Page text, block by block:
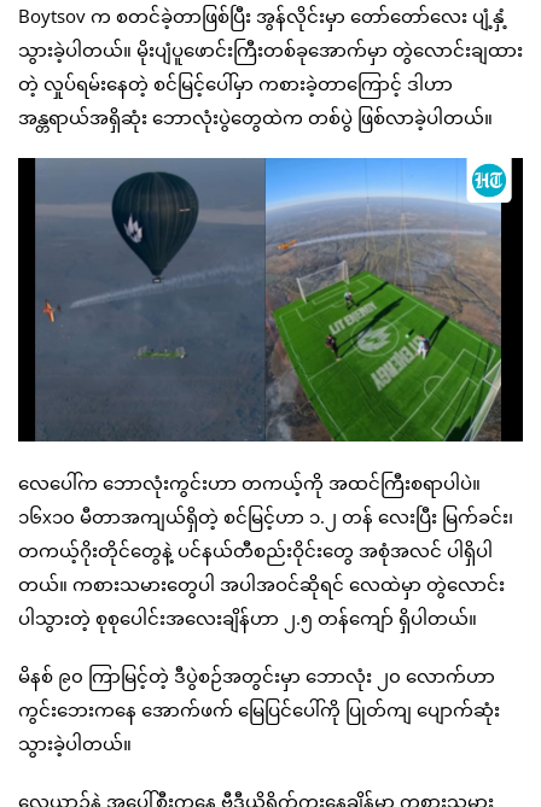
Boytsov က စတင်ခဲ့တာဖြစ်ပြီး အွန်လိုင်းမှာ တော်တော်လေး ပျံ့နှံ့
သွားခဲ့ပါတယ်။ မိုးပျံပူဖောင်းကြီးတစ်ခုအောက်မှာ တွဲလောင်းချထား
တဲ့ လှုပ်ရမ်းနေတဲ့ စင်မြင့်ပေါ်မှာ ကစားခဲ့တာကြောင့် ဒါဟာ
အန္တရာယ်အရှိဆုံး ဘောလုံးပွဲတွေထဲက တစ်ပွဲ ဖြစ်လာခဲ့ပါတယ်။
လေပေါ်က ဘောလုံးကွင်းဟာ တကယ့်ကို အထင်ကြီးစရာပါပဲ။
၁၆x၁၀ မီတာအကျယ်ရှိတဲ့ စင်မြင့်ဟာ ၁.၂ တန် လေးပြီး မြက်ခင်း၊
တကယ့်ဂိုးတိုင်တွေနဲ့ ပင်နယ်တီစည်းဝိုင်းတွေ အစုံအလင် ပါရှိပါ
တယ်။ ကစားသမားတွေပါ အပါအဝင်ဆိုရင် လေထဲမှာ တွဲလောင်း
ပါသွားတဲ့ စုစုပေါင်းအလေးချိန်ဟာ ၂.၅ တန်ကျော် ရှိပါတယ်။
မိနစ် ၉၀ ကြာမြင့်တဲ့ ဒီပွဲစဉ်အတွင်းမှာ ဘောလုံး ၂၀ လောက်ဟာ
ကွင်းဘေးကနေ အောက်ဖက် မြေပြင်ပေါ်ကို ပြုတ်ကျ ပျောက်ဆုံး
သွားခဲ့ပါတယ်။
လေယာဉ်နဲ့ အပေါ်စီးကနေ ဗီဒီယိုရိုက်ကူးနေချိန်မှာ ကစားသမား